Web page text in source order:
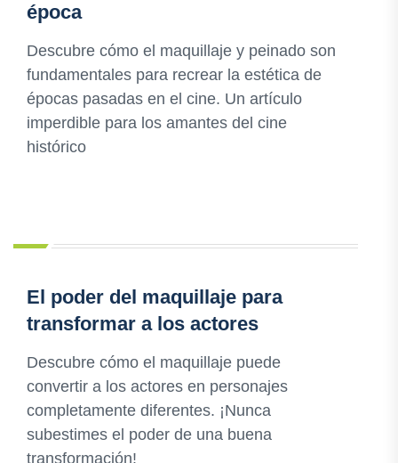
época
Descubre cómo el maquillaje y peinado son
fundamentales para recrear la estética de
épocas pasadas en el cine. Un artículo
imperdible para los amantes del cine
histórico
El poder del maquillaje para
transformar a los actores
Descubre cómo el maquillaje puede
convertir a los actores en personajes
completamente diferentes. ¡Nunca
subestimes el poder de una buena
transformación!